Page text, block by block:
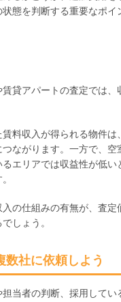
態を判断する重要なポイ
貸アパートの査定では、
料収入が得られる物件は
ながります。一方で、空
エリアでは収益性が低い
の仕組みの有無が、査定
しょう。
数社に依頼しよう
当者の判断、採用してい